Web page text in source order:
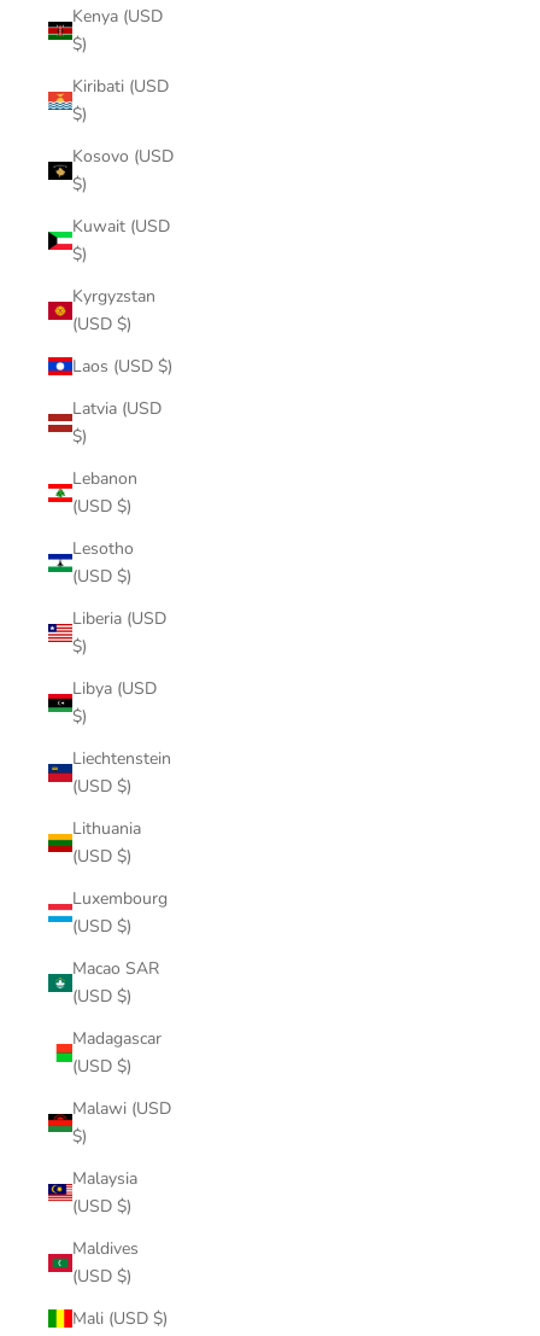
Kenya (USD
$)
Kiribati (USD
$)
Kosovo (USD
$)
Kuwait (USD
$)
Kyrgyzstan
(USD $)
Laos (USD $)
Latvia (USD
$)
Lebanon
(USD $)
Lesotho
(USD $)
Liberia (USD
$)
Libya (USD
$)
Liechtenstein
(USD $)
Lithuania
(USD $)
Luxembourg
(USD $)
Macao SAR
(USD $)
Madagascar
(USD $)
Malawi (USD
$)
Malaysia
(USD $)
Maldives
(USD $)
Mali (USD $)